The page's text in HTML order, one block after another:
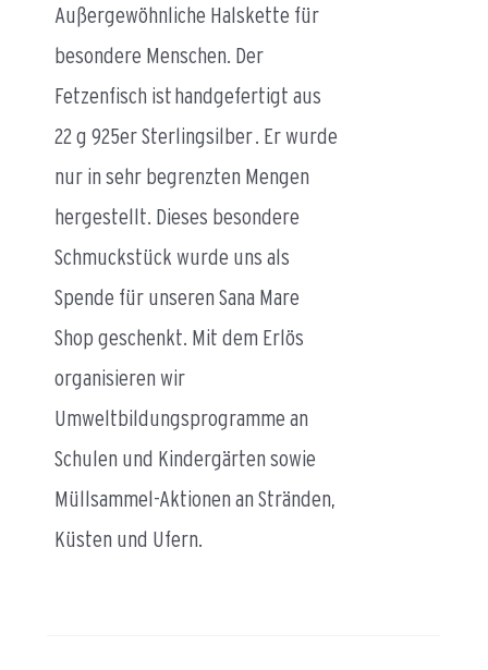
Außergewöhnliche Halskette für
besondere Menschen. Der
Fetzenfisch ist handgefertigt aus
22 g 925er Sterlingsilber . Er wurde
nur in sehr begrenzten Mengen
hergestellt. Dieses besondere
Schmuckstück wurde uns als
Spende für unseren Sana Mare
Shop geschenkt. Mit dem Erlös
organisieren wir
Umweltbildungsprogramme an
Schulen und Kindergärten sowie
Müllsammel-Aktionen an Stränden,
Küsten und Ufern.